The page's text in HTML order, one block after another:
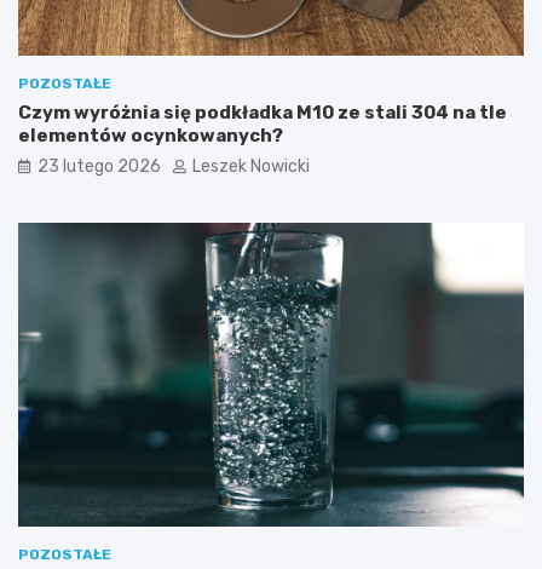
a
ć
POZOSTAŁE
Czym wyróżnia się podkładka M10 ze stali 304 na tle
elementów ocynkowanych?
23 lutego 2026 Leszek Nowicki
POZOSTAŁE